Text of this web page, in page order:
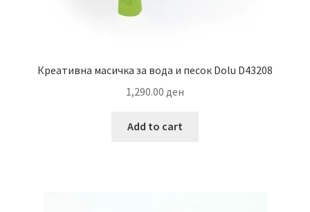
Креативна масичка за вода и песок Dolu D43208
1,290.00 ден
Add to cart